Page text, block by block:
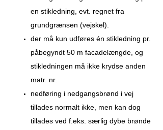
en stikledning, evt. regnet fra
grundgrænsen (vejskel).
der må kun udføres én stikledning pr.
påbegyndt 50 m facadelængde, og
stikledningen må ikke krydse anden
matr. nr.
nedføring i nedgangsbrønd i vej
tillades normalt ikke, men kan dog
tillades ved f.eks. særlig dybe brønde